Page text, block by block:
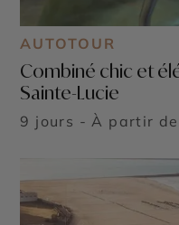
AUTOTOUR
Combiné chic et
Sainte-Lucie
9 jours - À partir de